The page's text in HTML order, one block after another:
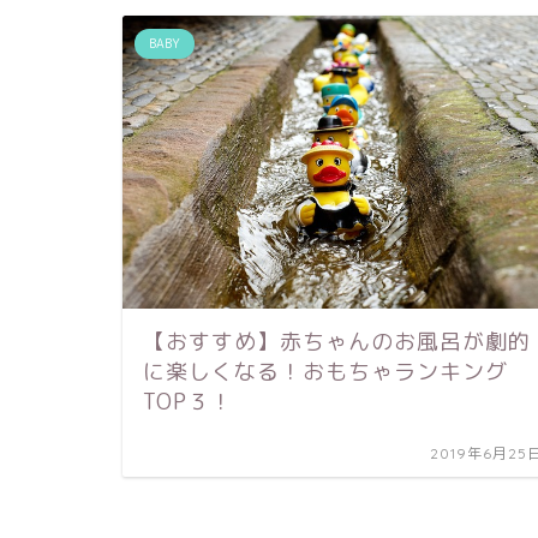
BABY
【おすすめ】赤ちゃんのお風呂が劇的
に楽しくなる！おもちゃランキング
TOP３！
2019年6月25